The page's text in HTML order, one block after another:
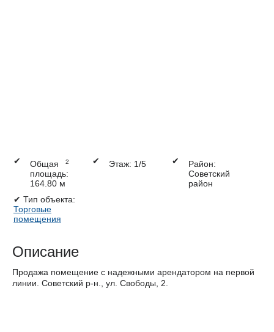
✔
Общая
площадь:
164.80 м
2 ✔ Этаж: 1/5 ✔
Район:
Советский
район
✔ Тип объекта:
Торговые
помещения
Описание
Продажа помещение с надежными арендатором на первой
линии. Советский р-н., ул. Свободы, 2.